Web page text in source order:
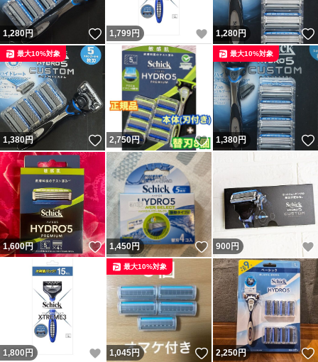
1,280円 いいね！
1,799円 いいね！
1,280円
1,380円 いいね！
最大10%対象
2,750円 いいね！
1,380円
最大10%対象
1,600円 いいね！
1,450円 いいね！
900 円
1,800 円 いいね！
1,045円 いいね！
最大10%対象
2,250円